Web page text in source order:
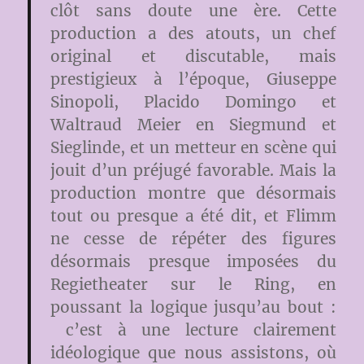
clôt sans doute une ère. Cette
production a des atouts, un chef
original et discutable, mais
prestigieux à l’époque, Giuseppe
Sinopoli, Placido Domingo et
Waltraud Meier en Siegmund et
Sieglinde, et un metteur en scène qui
jouit d’un préjugé favorable. Mais la
production montre que désormais
tout ou presque a été dit, et Flimm
ne cesse de répéter des figures
désormais presque imposées du
Regietheater sur le Ring, en
poussant la logique jusqu’au bout :
c’est à une lecture clairement
idéologique que nous assistons, où